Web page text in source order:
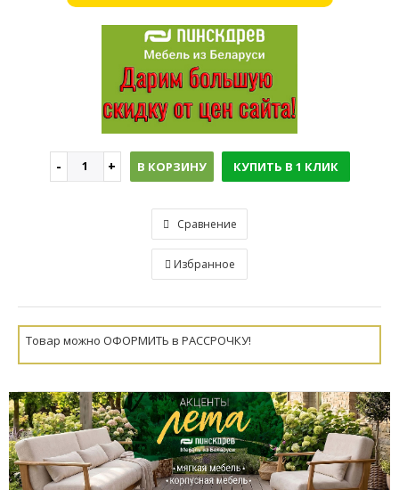
В КОРЗИНУ КУПИТЬ В 1 КЛИК
Сравнение
Избранное
Товар можно ОФОРМИТЬ в РАССРОЧКУ!